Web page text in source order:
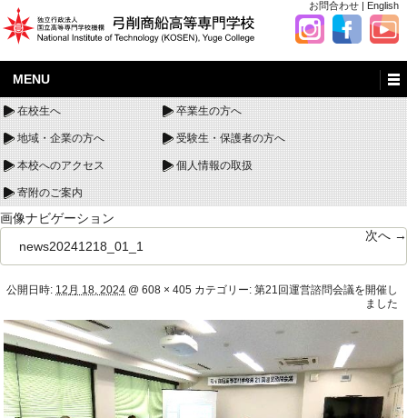
お問合わせ | English
MENU
在校生へ 卒業生の方へ
地域・企業の方へ 受験生・保護者の方へ
本校へのアクセス 個人情報の取扱
寄附のご案内
画像ナビゲーション
次へ →
news20241218_01_1
公開日時: 12月 18, 2024 @ 608 × 405 カテゴリー: 第21回運営諮問会議を開催し
ました